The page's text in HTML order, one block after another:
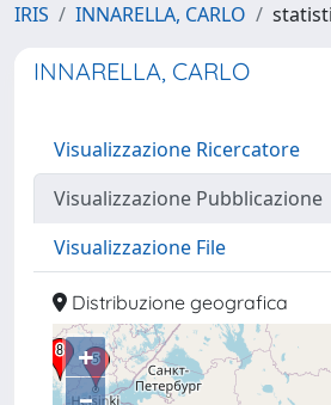
IRIS INNARELLA, CARLO
INNARELLA, CARLO
Visualizzazione Ricercatore
Visualizzazione Pubblicazione
Visualizzazione File
Distribuzione geografica
+